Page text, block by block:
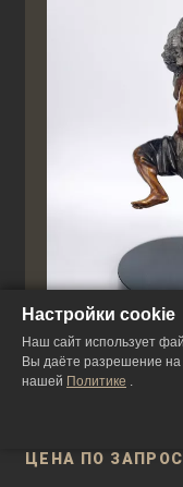
Танец Рангда
ЦЕНА ПО
Настройки cookie
Наш сайт использует
Вы даёте разрешение на
нашей Политике .